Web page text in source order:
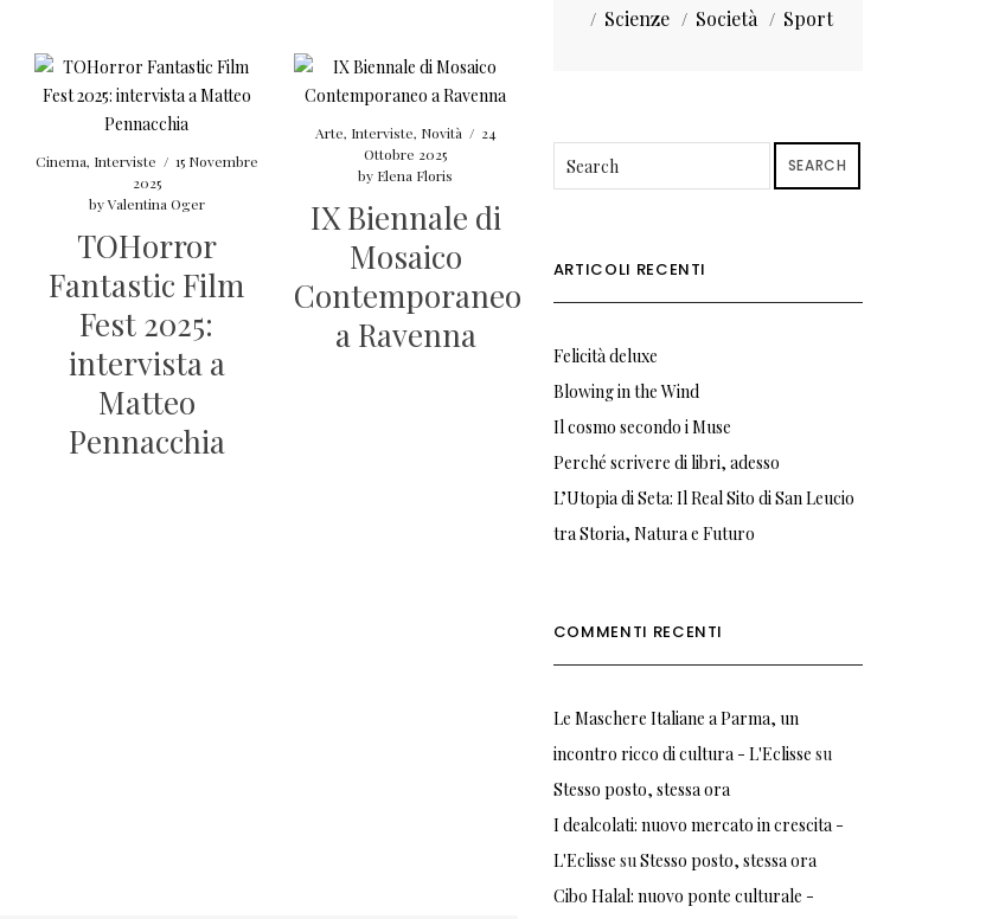
Cinema, Interviste / 15 Novembre
2025
byValentina Oger
TOHorror
Fantastic Film
Fest 2025:
intervista a
Matteo
Pennacchia
Arte, Interviste, Novità / 24
Ottobre 2025
by Elena Floris
IX Biennale di
Mosaico
Contemporaneo
a Ravenna
Scienze
Società Sport
SEARCH
ARTICOLI RECENTI
Felicità deluxe
Blowing in the Wind
Il cosmo secondo i Muse
Perché scrivere di libri, adesso
L’Utopia di Seta: Il Real Sito di San Leucio
tra Storia, Natura e Futuro
COMMENTI RECENTI
Le Maschere Italiane a Parma, un
incontro ricco di cultura - L'Eclisse su
Stesso posto, stessa ora
I dealcolati: nuovo mercato in crescita -
L'Eclisse suStesso posto, stessa ora
Cibo Halal: nuovo ponte culturale -